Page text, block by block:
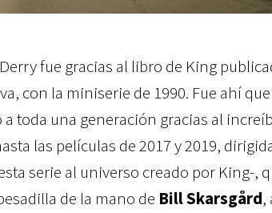
fue gracias al libro de King
con la miniserie de 1990. Fue ahí
toda una generación gracias al
las películas de 2017 y 2019,
serie al universo creado por King-,
de la mano de Bill Skarsgård,